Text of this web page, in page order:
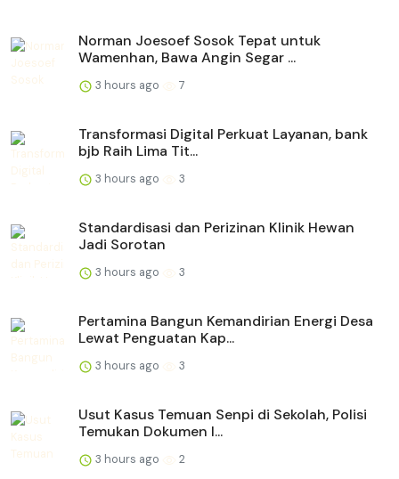
Norman Joesoef Sosok Tepat untuk
Wamenhan, Bawa Angin Segar ...
3 hours ago 7
Transformasi Digital Perkuat Layanan, bank
bjb Raih Lima Tit...
3 hours ago 3
Standardisasi dan Perizinan Klinik Hewan
Jadi Sorotan
3 hours ago 3
Pertamina Bangun Kemandirian Energi Desa
Lewat Penguatan Kap...
3 hours ago 3
Usut Kasus Temuan Senpi di Sekolah, Polisi
Temukan Dokumen I...
3 hours ago 2